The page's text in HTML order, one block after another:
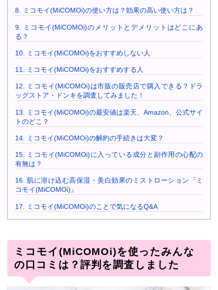
8. ミコモイ(MiCOMOi)の使い方は？効果の高い使い方は？
9.
ミコモイ(MiCOMOi)のメリットとデメリットはどこにあ
る？
10. ミコモイ(MiCOMOi)をおすすめしない人
11. ミコモイ(MiCOMOi)をおすすめする人
12. ミコモイ(MiCOMOi)は市販の販売店で購入できる？ドラ
ッグストア・ドンキを調査してみました！
13.
ミコモイ(MiCOMOi)の最安値は楽天、Amazon、公式サイ
トのどこ？
14. ミコモイ(MiCOMOi)の解約の手続きは大変？
15.
ミコモイ(MiCOMOi)に入っている成分と副作用の心配の
有無は？
16. 肌に溶け込む高保湿・美白効果のミストローション『ミ
コモイ(MiCOMOi)』
17. ミコモイ(MiCOMOi)のことで気になるQ&A
ミコモイ(MiCOMOi)を使ったみんな
の口コミは？評判を調査しました